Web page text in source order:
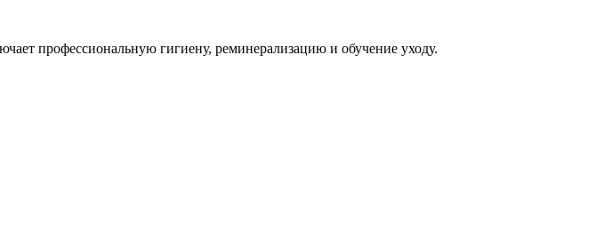
профессиональную гигиену, реминерализацию и обучение уходу.